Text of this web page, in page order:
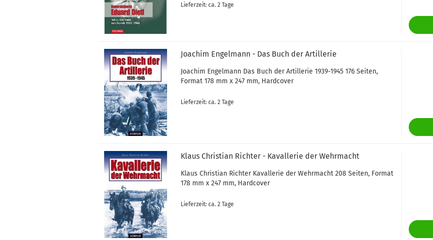
Lieferzeit: ca. 2 Tage
Joachim Engelmann - Das Buch der Artillerie
Joachim Engelmann Das Buch der Artillerie 1939-1945 176 Seiten,
Format 178 mm x 247 mm, Hardcover
Lieferzeit: ca. 2 Tage
Klaus Christian Richter - Kavallerie der Wehrmacht
Klaus Christian Richter Kavallerie der Wehrmacht 208 Seiten, Format
178 mm x 247 mm, Hardcover
Lieferzeit: ca. 2 Tage